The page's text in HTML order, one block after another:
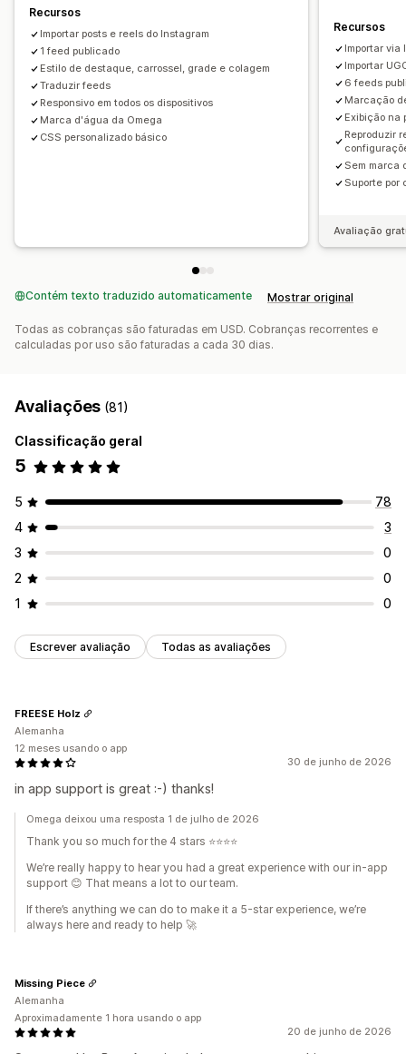
Efeitos de visualização ao passar o cursor do mouse
Responsividade para dispositivos móveis
Tags com opção de compra
Agendamento de conteúdo
Em vários idiomas
Acompanhamento de conversões
Recursos
Importar posts e reels do Instagram
1 feed publicado
Estilo de destaque, carrossel, grade e colagem
Traduzir feeds
Responsivo em todos os dispositivos
Marca d'água da Omega
CSS personalizado básico
Recursos
Importar via
Importar
6 feeds
Marcação
Exibição na
Reproduzir
Sem marca
Suporte por
Avaliação
Contém texto traduzido automaticamente Mostrar original
Todas as cobranças são faturadas em USD. Cobranças recorrentes e
calculadas por uso são faturadas a cada 30 dias.
Avaliações (81)
Classificação geral
5
5
78
4
3
3
0
2
0
1
0
Escrever avaliação Todas as avaliações
30 de junho de 2026
in app support is great :-) thanks!
FREESE Holz
Alemanha
12 meses usando o app
Omega deixou uma resposta 1 de julho de 2026
Thank you so much for the 4 stars ⭐⭐⭐⭐
We’re really happy to hear you had a great experience with our in‑app
support 😊 That means a lot to our team.
If there’s anything we can do to make it a 5‑star experience, we’re
always here and ready to help 🚀
20 de junho de 2026
Missing Piece
Alemanha
Aproximadamente 1 hora usando o app